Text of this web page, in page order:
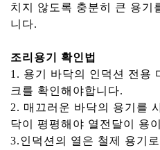
치지 않도록 충분히 큰 용기
니다.
조리용기 확인법
1. 용기 바닥의 인덕션 전용
크를 확인해야합니다.
2. 매끄러운 바닥의 용기를
닥이 평평해야 열전달이 용
3.인덕션의 열은 철제 용기